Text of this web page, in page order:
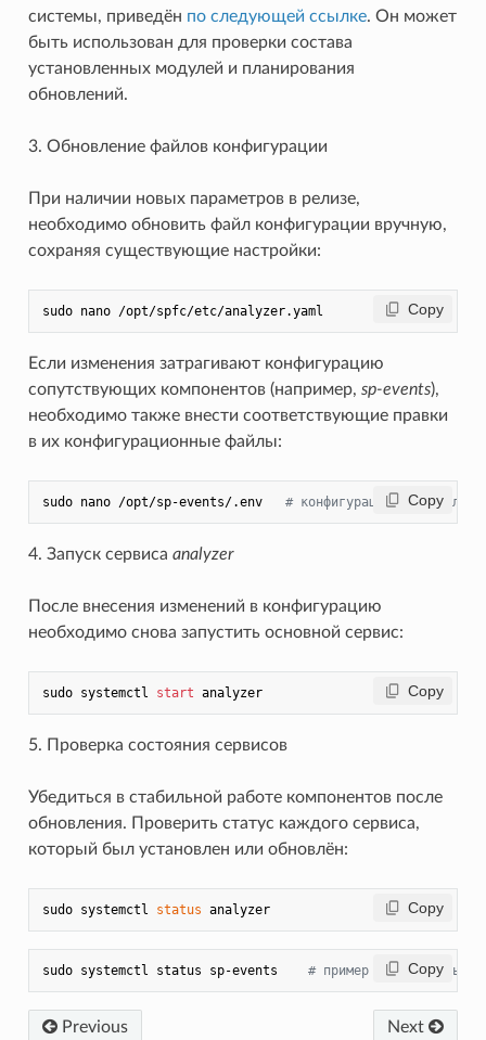
системы, приведён по следующей ссылке. Он может
быть использован для проверки состава
установленных модулей и планирования
обновлений.
3. Обновление файлов конфигурации
При наличии новых параметров в релизе,
необходимо обновить файл конфигурации вручную,
сохраняя существующие настройки:
Copy
Если изменения затрагивают конфигурацию
сопутствующих компонентов (например, sp-events),
необходимо также внести соответствующие правки
в их конфигурационные файлы:
sudo nano /opt/sp-events/.env # конфигурационный файл
Copy
4. Запуск сервиса analyzer
После внесения изменений в конфигурацию
необходимо снова запустить основной сервис:
sudo systemctl start analyzer Copy
5. Проверка состояния сервисов
Убедиться в стабильной работе компонентов после
обновления. Проверить статус каждого сервиса,
который был установлен или обновлён:
sudo systemctl status Copy
sudo systemctl status sp-events # пример Copy
Previous Next